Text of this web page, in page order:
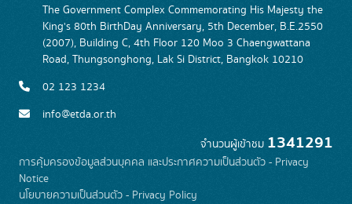
The Government Complex Commemorating His Majesty the
King's 80th BirthDay Anniversary, 5th December, B.E.2550
(2007), Building C, 4th Floor 120 Moo 3 Chaengwattana
Road, Thungsonghong, Lak Si District, Bangkok 10210
02 123 1234
info@etda.or.th
จำนวนผู้เข้าชม 1341291
การคุ้มครองข้อมูลส่วนบุคคล และประกาศความเป็นส่วนตัว - Privacy
Notice
นโยบายความเป็นส่วนตัว - Privacy Policy